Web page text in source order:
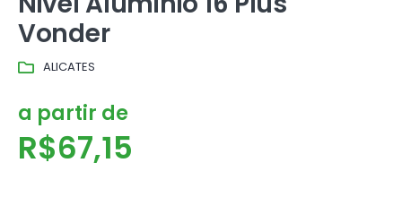
Vonder
ALICATES
a partir de
R$67,15